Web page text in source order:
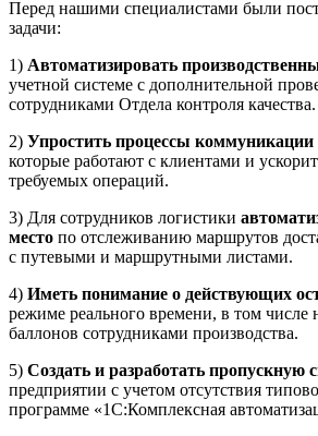
Перед нашими специалистами были
задачи:
1) Автоматизировать
учетной системе с дополнительной
сотрудниками Отдела контроля качества.
2) Упростить процессы коммуникации
которые работают с клиентами и
требуемых операций.
3) Для сотрудников логистики
место по отслеживанию маршрутов
с путевыми и маршрутными листами.
4) Иметь понимание о действующих
режиме реального времени, в том числе
баллонов сотрудниками производства.
5) Создать и разработать пропускную
предприятии с учетом отсутствия
программе «1С:Комплексная